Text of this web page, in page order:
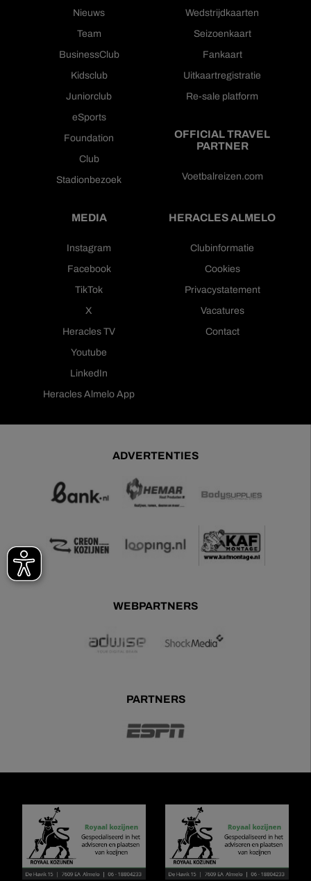
Nieuws
Team
BusinessClub
Kidsclub
Juniorclub
eSports
Foundation
Club
Stadionbezoek
Wedstrijdkaarten
Seizoenkaart
Fankaart
Uitkaartregistratie
Re-sale platform
OFFICIAL TRAVEL
PARTNER
Voetbalreizen.com
MEDIA
Instagram
Facebook
TikTok
X
Heracles TV
Youtube
LinkedIn
Heracles Almelo App
HERACLES ALMELO
Clubinformatie
Cookies
Privacystatement
Vacatures
Contact
ADVERTENTIES
WEBPARTNERS
PARTNERS